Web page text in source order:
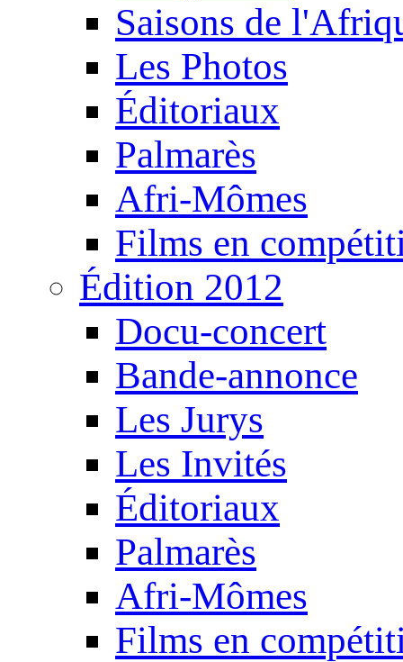
Saisons de
Les Photos
Éditoriaux
Palmarès
Afri-Mômes
Films en
Édition 2012
Docu-concert
Bande-annonce
Les Jurys
Les Invités
Éditoriaux
Palmarès
Afri-Mômes
Films en